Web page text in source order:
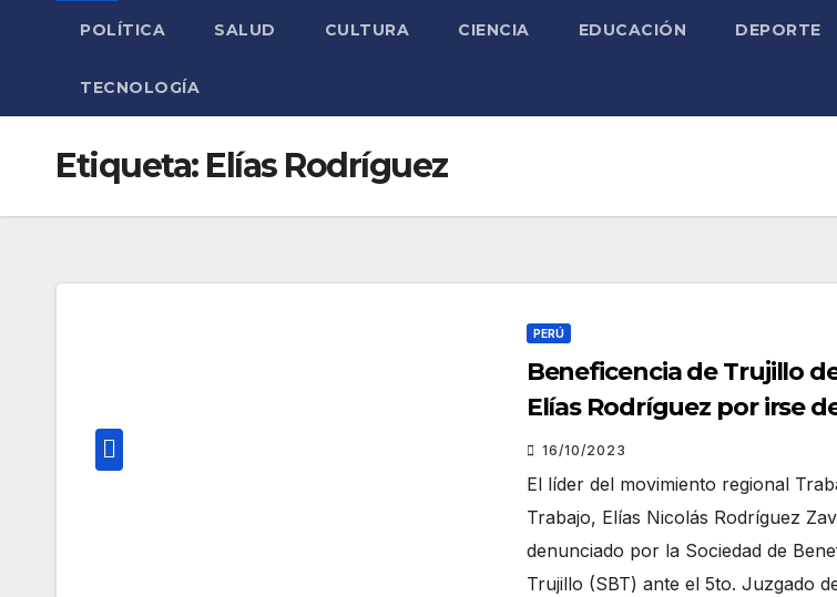
POLÍTICA SALUD CULTURA CIENCIA EDUCACIÓN DEPORTE
TECNOLOGÍA
Etiqueta: Elías Rodríguez
PERÚ
Beneficencia de Trujillo
Elías Rodríguez por irse
pagar deuda
16/10/2023
El líder del movimiento regional
Trabajo, Elías Nicolás Rodríguez
denunciado por la Sociedad de
Trujillo (SBT) ante el 5to. Juzgado